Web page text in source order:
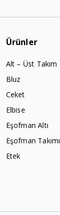
Ürünler
Alt – Üst Takım
Bluz
Ceket
Elbise
Eşofman Altı
Eşofman Takımı
Etek